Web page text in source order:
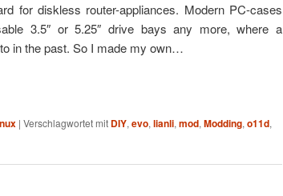
for diskless router-appliances. Modern PC-cases
3.5″ or 5.25″ drive bays any more, where a
in the past. So I made my own…
| Verschlagwortet mit DIY, evo, lianli, mod, Modding, o11d,